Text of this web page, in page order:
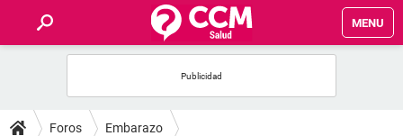
MENU
FOROS
Foros Embarazo